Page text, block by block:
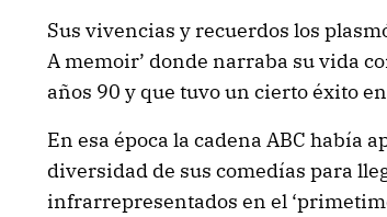
Sus vivencias y recuerdos los
A memoir’ donde narraba su vida
años 90 y que tuvo un cierto éxito
En esa época la cadena ABC había
diversidad de sus comedías para
infrarrepresentados en el